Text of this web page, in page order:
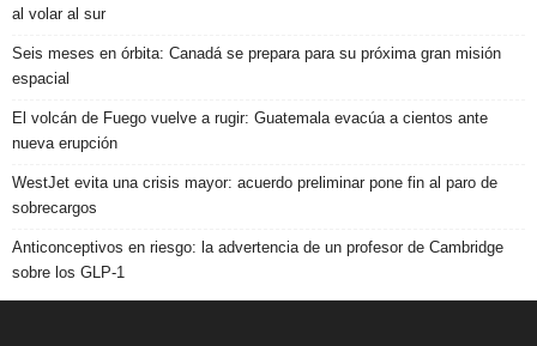
al volar al sur
Seis meses en órbita: Canadá se prepara para su próxima gran misión
espacial
El volcán de Fuego vuelve a rugir: Guatemala evacúa a cientos ante
nueva erupción
WestJet evita una crisis mayor: acuerdo preliminar pone fin al paro de
sobrecargos
Anticonceptivos en riesgo: la advertencia de un profesor de Cambridge
sobre los GLP-1